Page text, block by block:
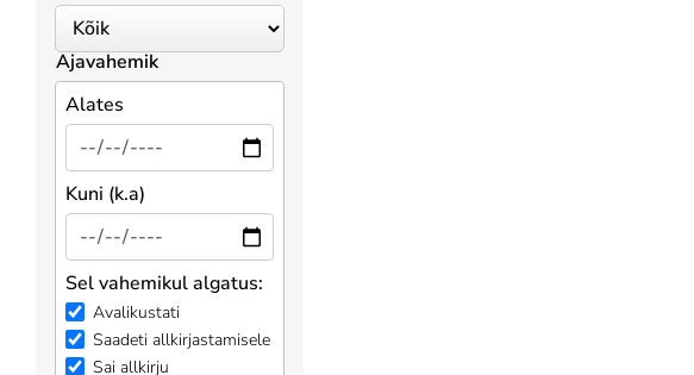
Ajavahemik
Alates
Kuni (k.a)
Sel vahemikul algatus:
Avalikustati
Saadeti allkirjastamisele
Sai allkirju